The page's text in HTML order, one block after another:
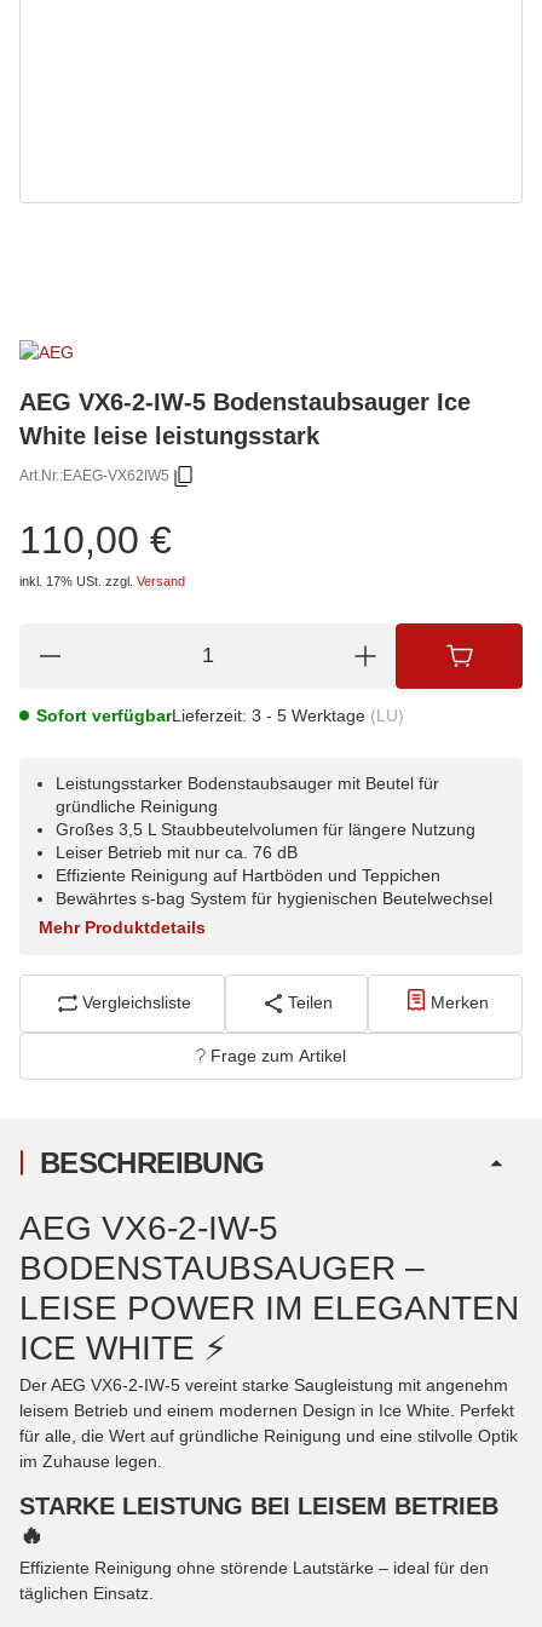
AEG VX6-2-IW-5 Bodenstaubsauger Ice
White leise leistungsstark
Art.Nr.:EAEG-VX62IW5
110,00 €
inkl. 17% USt. zzgl. Versand
Sofort verfügbarLieferzeit: 3 - 5 Werktage (LU)
Leistungsstarker Bodenstaubsauger mit Beutel für
gründliche Reinigung
Großes 3,5 L Staubbeutelvolumen für längere Nutzung
Leiser Betrieb mit nur ca. 76 dB
Effiziente Reinigung auf Hartböden und Teppichen
Bewährtes s-bag System für hygienischen Beutelwechsel
Mehr Produktdetails
Vergleichsliste Teilen Merken
Frage zum Artikel
BESCHREIBUNG
AEG VX6-2-IW-5
BODENSTAUBSAUGER –
LEISE POWER IM ELEGANTEN
ICE WHITE ⚡
Der AEG VX6-2-IW-5 vereint starke Saugleistung mit angenehm
leisem Betrieb und einem modernen Design in Ice White. Perfekt
für alle, die Wert auf gründliche Reinigung und eine stilvolle Optik
im Zuhause legen.
STARKE LEISTUNG BEI LEISEM BETRIEB
🔥
Effiziente Reinigung ohne störende Lautstärke – ideal für den
täglichen Einsatz.